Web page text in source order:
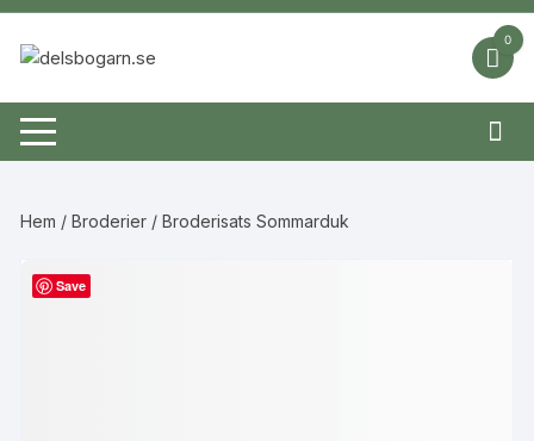
Hoppa
innehåll
0
Hem /Broderier / Broderisats Sommarduk
Save